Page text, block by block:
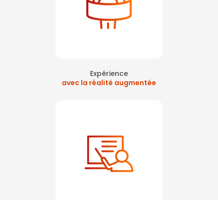
Expérience
avec la réalité augmentée